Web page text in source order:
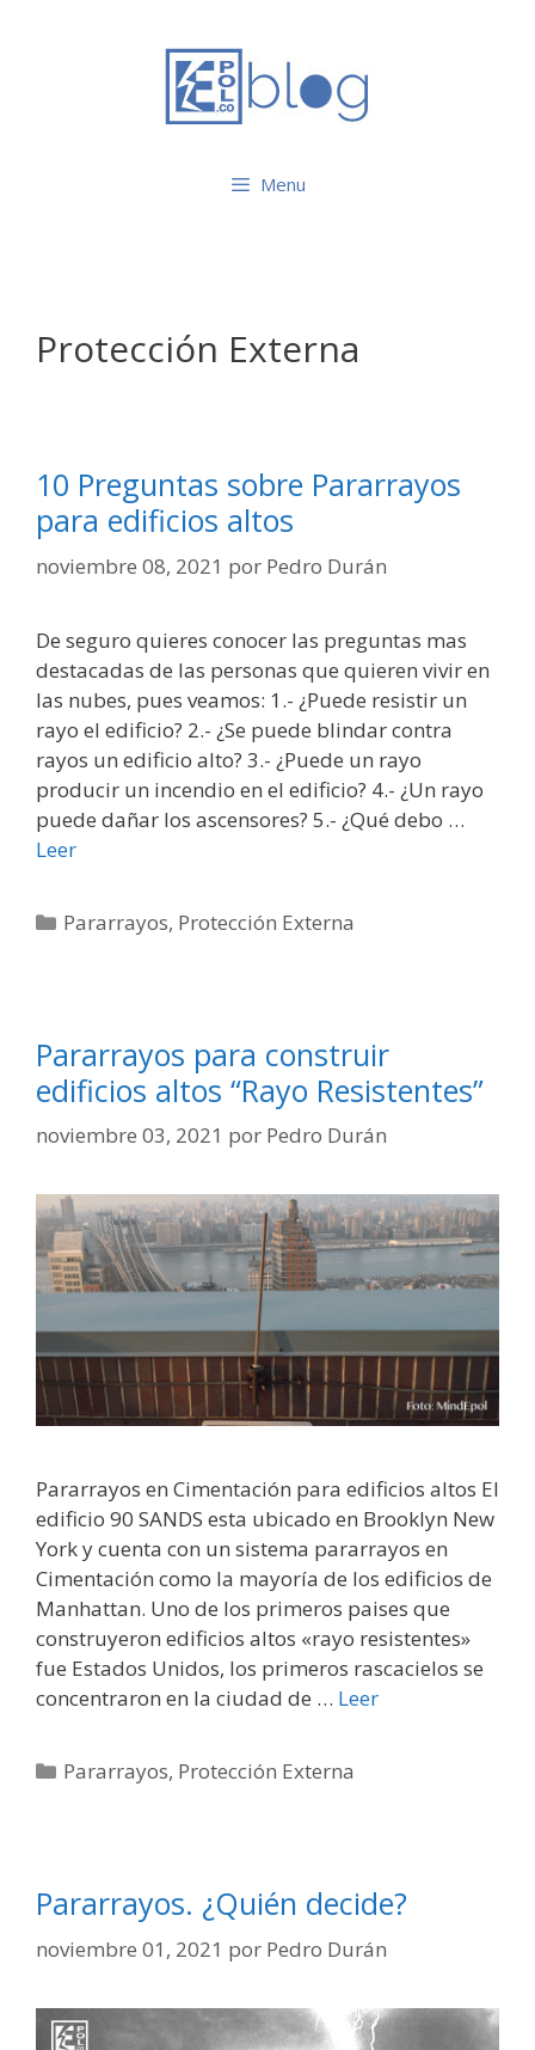
Menu
Protección Externa
10 Preguntas sobre Pararrayos
para edificios altos
noviembre 08, 2021 por Pedro Durán
De seguro quieres conocer las preguntas mas
destacadas de las personas que quieren vivir en
las nubes, pues veamos: 1.- ¿Puede resistir un
rayo el edificio? 2.- ¿Se puede blindar contra
rayos un edificio alto? 3.- ¿Puede un rayo
producir un incendio en el edificio? 4.- ¿Un rayo
puede dañar los ascensores? 5.- ¿Qué debo …
Leer
Categorías
Pararrayos, Protección Externa
Pararrayos para construir
edificios altos “Rayo Resistentes”
noviembre 03, 2021 por Pedro Durán
Pararrayos en Cimentación para edificios altos El
edificio 90 SANDS esta ubicado en Brooklyn New
York y cuenta con un sistema pararrayos en
Cimentación como la mayoría de los edificios de
Manhattan. Uno de los primeros paises que
construyeron edificios altos «rayo resistentes»
fue Estados Unidos, los primeros rascacielos se
concentraron en la ciudad de … Leer
Categorías
Pararrayos, Protección Externa
Pararrayos. ¿Quién decide?
noviembre 01, 2021 por Pedro Durán